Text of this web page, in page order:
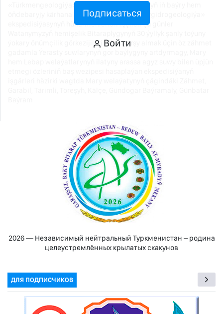
«Türkmengeologiýa» döwlet korporasiýasynyň iň baýry hem
öňdebaryjy kärhanalarynyň biri bolan «Marygidrogeologiýa»
ekspedisiýasynyň hünärmenleridir işçileri şu günler
ýokary önümçilik görkezijileri bilen garşy almak üçin öz zähmet
Подписаться
Войти
2026 — Независимый нейтральный Туркменистан – родина
целеустремлённых крылатых скакунов
ДЛЯ ПОДПИСЧИКОВ